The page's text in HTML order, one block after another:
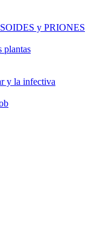
y PRIONES
plantas
y la infectiva